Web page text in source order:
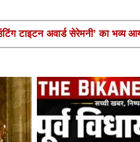
टाइटन अवार्ड सेरेमनी’ का भव्य